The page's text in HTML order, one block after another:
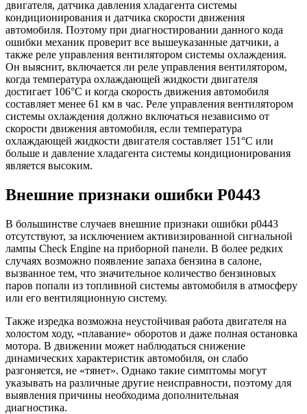
двигателя, датчика давления хладагента системы
кондиционирования и датчика скорости движения
автомобиля. Поэтому при диагностировании данного кода
ошибки механик проверит все вышеуказанные датчики, а
также реле управления вентилятором системы охлаждения.
Он выяснит, включается ли реле управления вентилятором,
когда температура охлаждающей жидкости двигателя
достигает 106°C и когда скорость движения автомобиля
составляет менее 61 км в час. Реле управления вентилятором
системы охлаждения должно включаться независимо от
скорости движения автомобиля, если температура
охлаждающей жидкости двигателя составляет 151°C или
больше и давление хладагента системы кондиционирования
является высоким.
Внешние признаки ошибки P0443
В большинстве случаев внешние признаки ошибки p0443
отсутствуют, за исключением активизированной сигнальной
лампы Check Engine на приборной панели. В более редких
случаях возможно появление запаха бензина в салоне,
вызванное тем, что значительное количество бензиновых
паров попали из топливной системы автомобиля в атмосферу
или его вентиляционную систему.
Также изредка возможна неустойчивая работа двигателя на
холостом ходу, «плавание» оборотов и даже полная остановка
мотора. В движении может наблюдаться снижение
динамических характеристик автомобиля, он слабо
разгоняется, не «тянет». Однако такие симптомы могут
указывать на различные другие неисправности, поэтому для
выявления причины необходима дополнительная
диагностика.